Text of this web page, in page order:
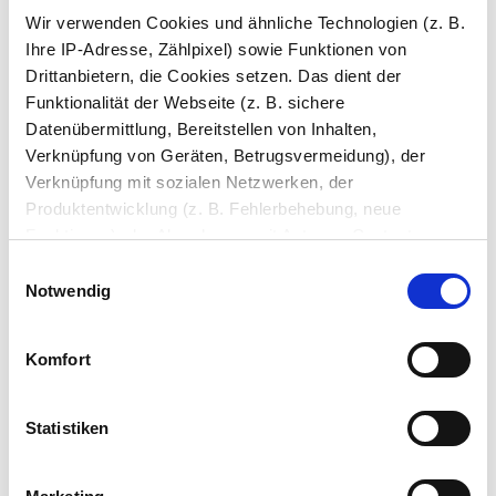
Wir verwenden Cookies und ähnliche Technologien (z. B.
Ihre IP-Adresse, Zählpixel) sowie Funktionen von
Drittanbietern, die Cookies setzen. Das dient der
Funktionalität der Webseite (z. B. sichere
Datenübermittlung, Bereitstellen von Inhalten,
Verknüpfung von Geräten, Betrugsvermeidung), der
Verknüpfung mit sozialen Netzwerken, der
Produktentwicklung (z. B. Fehlerbehebung, neue
Funktionen), der Abrechnung mit Autoren, Content-
(z. B. Ladezeiten, personalisierte Inhalte,
Bereitstellung und Messen von Anzeigen, personalisierte
Anzeigen, Retargeting).
Die Einzelheiten können Sie unter Datenschutz
nachlesen. Über den Link "Cookies" am Seitenende
Notwendig
Komfort
Statistiken
✓Möbel nach Maß
239,90 €